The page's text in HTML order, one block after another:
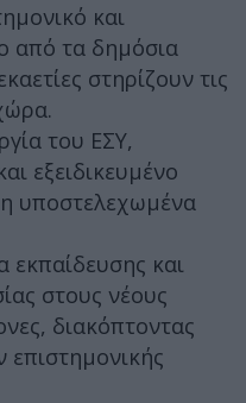
και
από τα δημόσια
στηρίζουν τις
του ΕΣΥ,
εξειδικευμένο
υποστελεχωμένα
εκπαίδευσης και
στους νέους
διακόπτοντας